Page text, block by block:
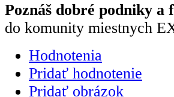
Poznáš dobré podniky
do komunity miestnych
Hodnotenia
Pridať hodnotenie
Pridať obrázok